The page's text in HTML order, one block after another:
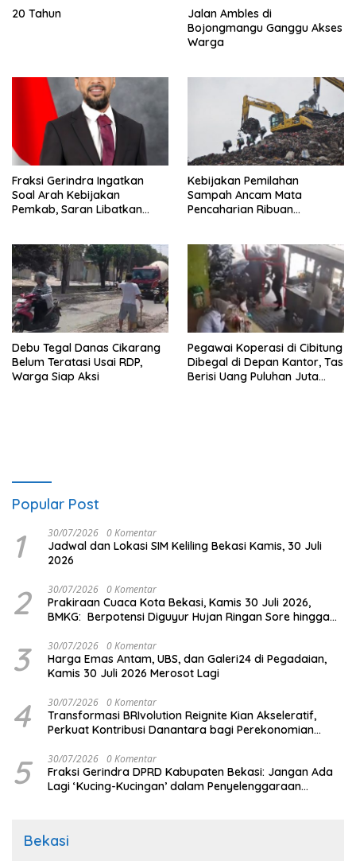
20 Tahun
Jalan Ambles di
Bojongmangu Ganggu Akses
Warga
Fraksi Gerindra Ingatkan
Soal Arah Kebijakan
Pemkab, Saran Libatkan
Kebijakan Pemilahan
Sampah Ancam Mata
Pencaharian Ribuan
Debu Tegal Danas Cikarang
Belum Teratasi Usai RDP,
Warga Siap Aksi
Pegawai Koperasi di Cibitung
Dibegal di Depan Kantor, Tas
Berisi Uang Puluhan Juta
Popular Post
1 30/07/2026 0 Komentar
Jadwal dan Lokasi SIM Keliling Bekasi Kamis, 30 Juli
2026
2 30/07/2026 0 Komentar
Prakiraan Cuaca Kota Bekasi, Kamis 30 Juli 2026,
BMKG: Berpotensi Diguyur Hujan Ringan Sore hingga
3 30/07/2026 0 Komentar
Harga Emas Antam, UBS, dan Galeri24 di Pegadaian,
Kamis 30 Juli 2026 Merosot Lagi
4 30/07/2026 0 Komentar
Transformasi BRIvolution Reignite Kian Akseleratif,
Perkuat Kontribusi Danantara bagi Perekonomian
5 30/07/2026 0 Komentar
Fraksi Gerindra DPRD Kabupaten Bekasi: Jangan Ada
Lagi ‘Kucing-Kucingan’ dalam Penyelenggaraan
Bekasi